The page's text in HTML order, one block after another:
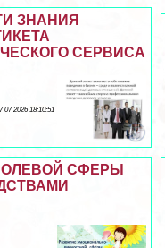
ЗНАНИЯ
СЕРВИСА
07 2026 18:10:51
СФЕРЫ